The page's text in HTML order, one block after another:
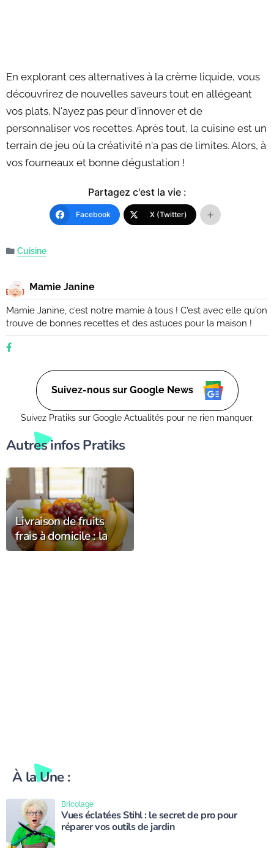
En explorant ces alternatives à la crème liquide, vous
découvrirez de nouvelles saveurs tout en allégeant
vos plats. N'ayez pas peur d'innover et de
personnaliser vos recettes. Après tout, la cuisine est un
terrain de jeu où la créativité n'a pas de limites. Alors, à
vos fourneaux et bonne dégustation !
Partagez c'est la vie :
Facebook X (Twitter)
Cuisine
Mamie Janine
Mamie Janine, c'est notre mamie à tous ! C'est avec elle qu'on
trouve de bonnes recettes et des astuces pour la maison !
Suivez-nous sur Google News
Suivez Pratiks sur Google Actualités pour ne rien manquer.
Autres infos Pratiks
Livraison de fruits
frais à domicile : la
fraîcheur et la qualité
À la Une :
Vues éclatées Stihl : le secret de pro pour
réparer vos outils de jardin
Bricolage